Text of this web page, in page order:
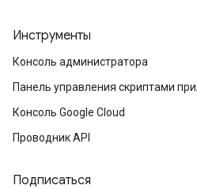
Инструменты
Консоль администратора
Панель управления скриптами
Консоль Google Cloud
Проводник API
Подписаться